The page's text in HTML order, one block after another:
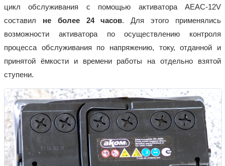
цикл обслуживания с помощью активатора AEAC-12V
составил не более 24 часов. Для этого применялись
возможности активатора по осуществлению контроля
процесса обслуживания по напряжению, току, отданной и
принятой ёмкости и времени работы на отдельно взятой
ступени.